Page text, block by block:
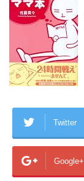
Twitter
Google+